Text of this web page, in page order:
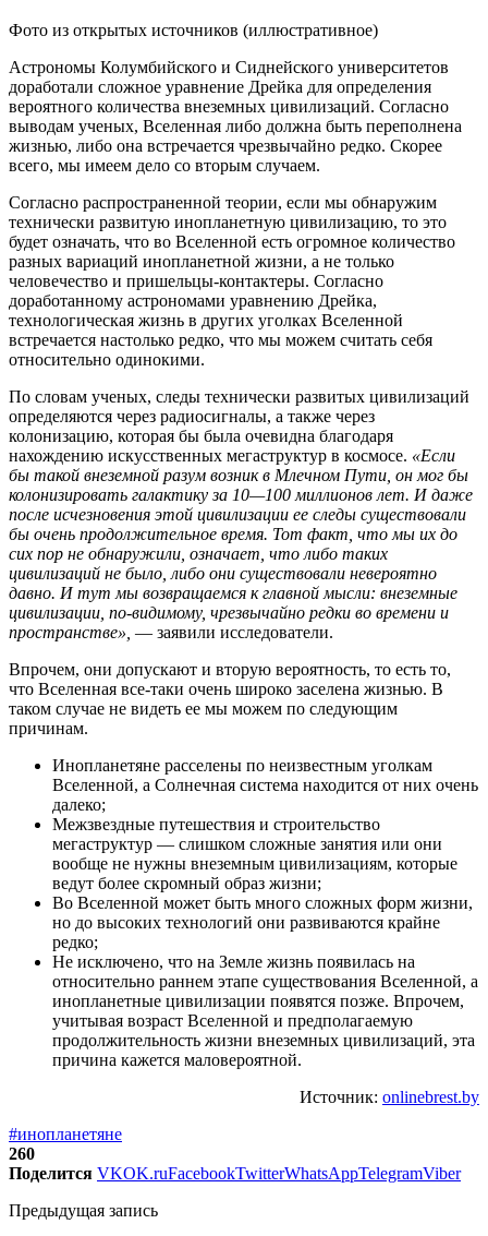
Фото из открытых источников (иллюстративное)
Астрономы Колумбийского и Сиднейского университетов
доработали сложное уравнение Дрейка для определения
вероятного количества внеземных цивилизаций. Согласно
выводам ученых, Вселенная либо должна быть переполнена
жизнью, либо она встречается чрезвычайно редко. Скорее
всего, мы имеем дело со вторым случаем.
Согласно распространенной теории, если мы обнаружим
технически развитую инопланетную цивилизацию, то это
будет означать, что во Вселенной есть огромное количество
разных вариаций инопланетной жизни, а не только
человечество и пришельцы-контактеры. Согласно
доработанному астрономами уравнению Дрейка,
технологическая жизнь в других уголках Вселенной
встречается настолько редко, что мы можем считать себя
относительно одинокими.
По словам ученых, следы технически развитых цивилизаций
определяются через радиосигналы, а также через
колонизацию, которая бы была очевидна благодаря
нахождению искусственных мегаструктур в космосе. «Если
бы такой внеземной разум возник в Млечном Пути, он мог бы
колонизировать галактику за 10—100 миллионов лет. И даже
после исчезновения этой цивилизации ее следы существовали
бы очень продолжительное время. Тот факт, что мы их до
сих пор не обнаружили, означает, что либо таких
цивилизаций не было, либо они существовали невероятно
давно. И тут мы возвращаемся к главной мысли: внеземные
цивилизации, по-видимому, чрезвычайно редки во времени и
пространстве», — заявили исследователи.
Впрочем, они допускают и вторую вероятность, то есть то,
что Вселенная все-таки очень широко заселена жизнью. В
таком случае не видеть ее мы можем по следующим
причинам.
Инопланетяне расселены по неизвестным уголкам
Вселенной, а Солнечная система находится от них очень
далеко;
Межзвездные путешествия и строительство
мегаструктур — слишком сложные занятия или они
вообще не нужны внеземным цивилизациям, которые
ведут более скромный образ жизни;
Во Вселенной может быть много сложных форм жизни,
но до высоких технологий они развиваются крайне
редко;
Не исключено, что на Земле жизнь появилась на
относительно раннем этапе существования Вселенной, а
инопланетные цивилизации появятся позже. Впрочем,
учитывая возраст Вселенной и предполагаемую
продолжительность жизни внеземных цивилизаций, эта
причина кажется маловероятной.
Источник: onlinebrest.by
#инопланетяне
260
Поделится VKOK.ruFacebookTwitterWhatsAppTelegramViber
Предыдущая запись